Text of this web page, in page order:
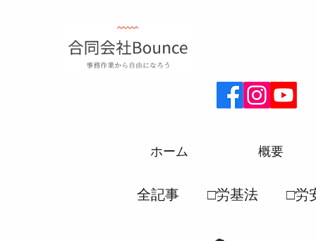
ホーム 概要
全記事 □労基法 □労